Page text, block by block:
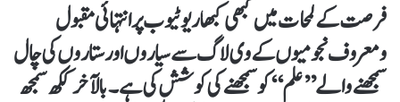
فرصت کے لمحات میں کبھی کبھار یوٹیوب پر انتہائی مقبول
ومعروف نجومیوں کے وی لاگ سے سیاروں اور ستاروں کی چال
سمجھنے والے ’’علم‘‘ کو سمجھنے کی کوشش کی ہے۔ بالآخر ککھ سمجھ